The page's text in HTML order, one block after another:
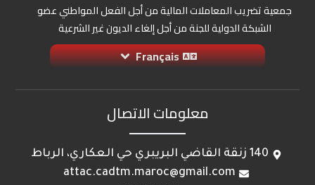
معلومات الاتصال
140 زنقة القاضي البريبري حي العكاري، الرباط
attac.cadtm.maroc@gmail.com
جمعية تضريب المعاملات المالية من أجل الفعل المواطني عضو
الشبكة الدولية للجنة من أجل إلغاء الديون غير الشرعية
Français